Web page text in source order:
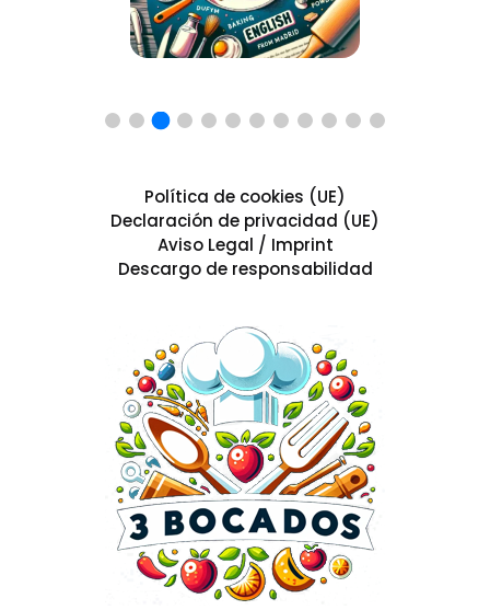
Política de cookies (UE)
Declaración de privacidad (UE)
Aviso Legal / Imprint
Descargo de responsabilidad